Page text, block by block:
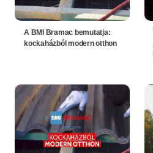
A BMI Bramac bemutatja:
kockaházból modern otthon